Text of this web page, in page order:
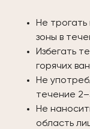
Не
зоны в
Избегать
горячих
Не
течение
Не
область